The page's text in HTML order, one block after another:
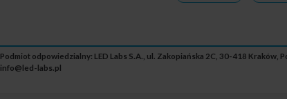
Podmiot odpowiedzialny: LED Labs S.A., ul. Zakopiańska 2C, 30-418 Kraków,
info@led-labs.pl